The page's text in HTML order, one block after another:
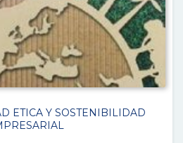
ETICA Y SOSTENIBILIDAD